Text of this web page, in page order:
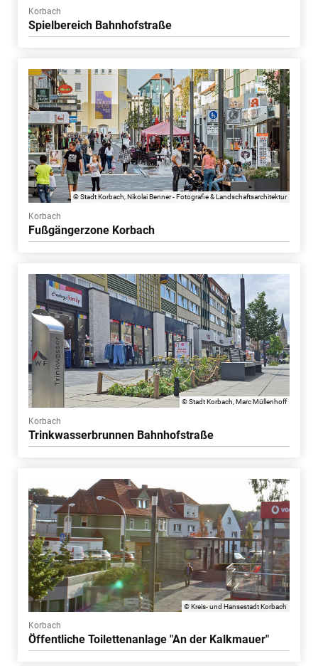
Korbach
Spielbereich Bahnhofstraße
© Stadt Korbach, Nikolai Benner - Fotografie & Landschaftsarchitektur
Korbach
Fußgängerzone Korbach
© Stadt Korbach, Marc Müllenhoff
Korbach
Trinkwasserbrunnen Bahnhofstraße
© Kreis- und Hansestadt Korbach
Korbach
Öffentliche Toilettenanlage "An der Kalkmauer"